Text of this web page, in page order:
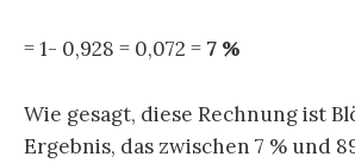
= 1- 0,928 = 0,072 = 7 %
Wie gesagt, diese Rechnung ist
Ergebnis, das zwischen 7 % und